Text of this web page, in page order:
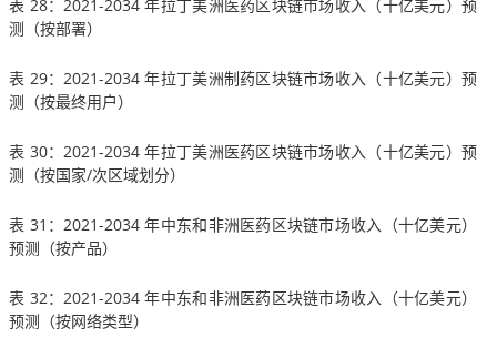
表 28：2021-2034 年拉丁美洲医药区块链市场收入（十亿美元）预
测（按部署）
表 29：2021-2034 年拉丁美洲制药区块链市场收入（十亿美元）预
测（按最终用户）
表 30：2021-2034 年拉丁美洲医药区块链市场收入（十亿美元）预
测（按国家/次区域划分）
表 31：2021-2034 年中东和非洲医药区块链市场收入（十亿美元）
预测（按产品）
表 32：2021-2034 年中东和非洲医药区块链市场收入（十亿美元）
预测（按网络类型）